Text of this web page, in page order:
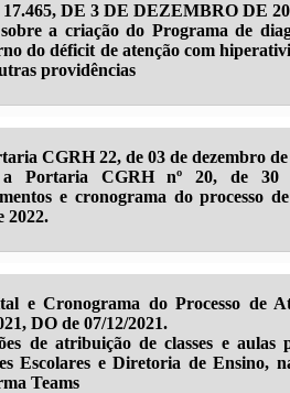
DE 3 DE DEZEMBRO DE
a criação do Programa de
do déficit de atenção com
providências
CGRH 22, de 03 de dezembro
Portaria CGRH nº 20, de 30
e cronograma do processo
2022.
e Cronograma do Processo de
DO de 07/12/2021.
de atribuição de classes e
Escolares e Diretoria de Ensino,
Teams